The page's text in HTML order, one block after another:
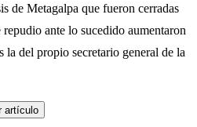
de Metagalpa que fueron cerradas
ante lo sucedido aumentaron
la del propio secretario general de la
artículo